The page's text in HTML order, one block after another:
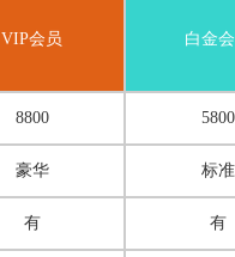
VIP会员 白金
8800 5800
豪华 标准
有 有